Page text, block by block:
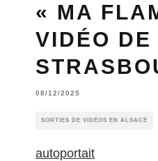
« MA
VIDÉO
08/12/2025
SORTIES DE VIDÉOS EN ALSACE
autoportait